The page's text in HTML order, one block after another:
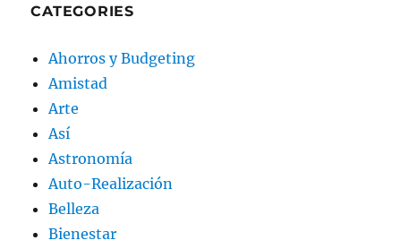
CATEGORIES
Ahorros y Budgeting
Amistad
Arte
Así
Astronomía
Auto-Realización
Belleza
Bienestar